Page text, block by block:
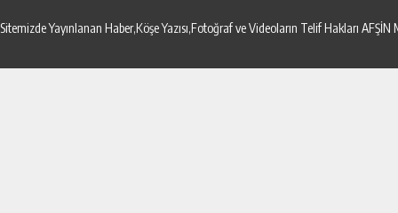
Sitemizde Yayınlanan Haber,Köşe Yazısı,Fotoğraf ve Videoların Telif Hakları